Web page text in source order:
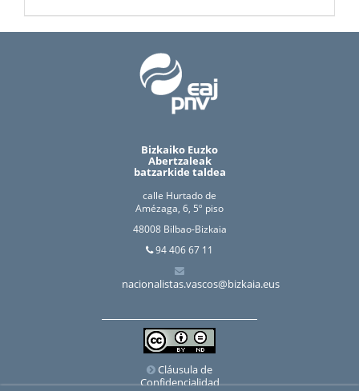
Bizkaiko Euzko
Abertzaleak
batzarkide taldea
calle Hurtado de
Amézaga, 6, 5º piso
48008 Bilbao-Bizkaia
94 406 67 11
nacionalistas.vascos@bizkaia.eus
Cláusula de
Confidencialidad